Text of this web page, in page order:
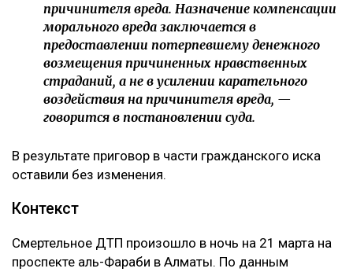
причинителя вреда. Назначение компенсации
морального вреда заключается в
предоставлении потерпевшему денежного
возмещения причиненных нравственных
страданий, а не в усилении карательного
воздействия на причинителя вреда, —
говорится в постановлении суда.
В результате приговор в части гражданского иска
оставили без изменения.
Контекст
Смертельное ДТП произошло в ночь на 21 марта на
проспекте аль-Фараби в Алматы. По данным